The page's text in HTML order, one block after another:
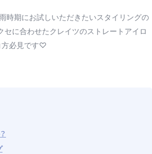
時期にお試しいただきたいスタイリングの
セに合わせたクレイツのストレートアイロ
方必見です♡